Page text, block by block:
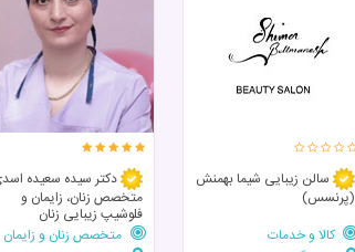
سالن زيبايی شیما بهمنش
(پرنسس)
کالا و خدمات
دکتر سیده سعیده
متخصص زنان، زایمان و
فلوشیپ زیبایی زنان
متخصص زنان و زایمان